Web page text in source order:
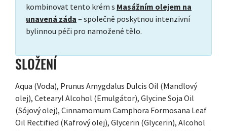
kombinovat tento krém s Masážním olejem na
unavená záda – společně poskytnou intenzivní
bylinnou péči pro namožené tělo.
SLOŽENÍ
Aqua (Voda), Prunus Amygdalus Dulcis Oil (Mandlový
olej), Cetearyl Alcohol (Emulgátor), Glycine Soja Oil
(Sójový olej), Cinnamomum Camphora Formosana Leaf
Oil Rectified (Kafrový olej), Glycerin (Glycerin), Alcohol